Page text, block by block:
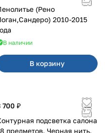
(Рено
2010-2015
В наличии
В корзину
700 ₽
подсветка салона
предметов. Черная нить.